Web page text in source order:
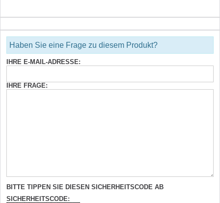
Haben Sie eine Frage zu diesem Produkt?
IHRE E-MAIL-ADRESSE:
IHRE FRAGE:
BITTE TIPPEN SIE DIESEN SICHERHEITSCODE AB
SICHERHEITSCODE: